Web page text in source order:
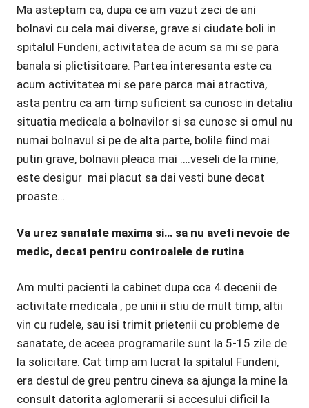
Ma asteptam ca, dupa ce am vazut zeci de ani
bolnavi cu cela mai diverse, grave si ciudate boli in
spitalul Fundeni, activitatea de acum sa mi se para
banala si plictisitoare. Partea interesanta este ca
acum activitatea mi se pare parca mai atractiva,
asta pentru ca am timp suficient sa cunosc in detaliu
situatia medicala a bolnavilor si sa cunosc si omul nu
numai bolnavul si pe de alta parte, bolile fiind mai
putin grave, bolnavii pleaca mai ….veseli de la mine,
este desigur mai placut sa dai vesti bune decat
proaste…
Va urez sanatate maxima si… sa nu aveti nevoie de
medic, decat pentru controalele de rutina
Am multi pacienti la cabinet dupa cca 4 decenii de
activitate medicala , pe unii ii stiu de mult timp, altii
vin cu rudele, sau isi trimit prietenii cu probleme de
sanatate, de aceea programarile sunt la 5-15 zile de
la solicitare. Cat timp am lucrat la spitalul Fundeni,
era destul de greu pentru cineva sa ajunga la mine la
consult datorita aglomerarii si accesului dificil la